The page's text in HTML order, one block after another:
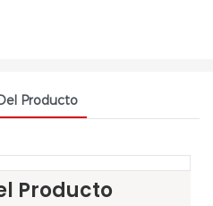
Producto
Producto